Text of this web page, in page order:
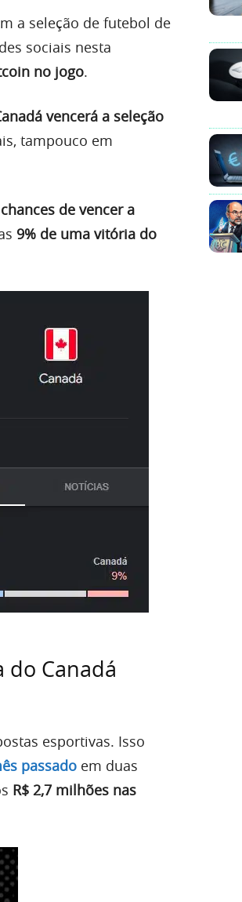
a seleção de futebol de
sociais nesta
no jogo.
vencerá a seleção
tampouco em
de vencer a
9% de uma vitória do
do Canadá
esportivas. Isso
passado em duas
R$ 2,7 milhões nas